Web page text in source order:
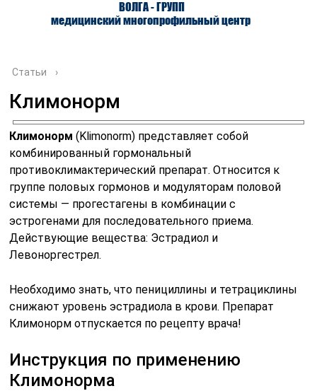
ВОЛГА - ГРУПП
медицинский многопрофильный центр
О ЦЕНТРЕ ВРАЧИ УСЛУГИ
Статьи ›
Климонорм
Климонорм (Klimonorm) представляет собой
комбинированный гормональный
противоклимактерический препарат. Относится к
группе половых гормонов и модуляторам половой
системы — прогестагены в комбинации с
эстрогенами для последовательного приема.
Действующие вещества: Эстрадиол и
Левоноргестрел.
Необходимо знать, что пенициллины и тетрациклины
снижают уровень эстрадиола в крови. Препарат
Климонорм отпускается по рецепту врача!
Инструкция по применению
Климонорма